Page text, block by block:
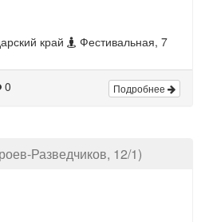
край Фестивальная, 7
0 Подробнее
Разведчиков, 12/1)